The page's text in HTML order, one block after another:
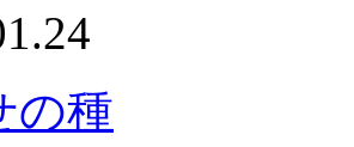
の種